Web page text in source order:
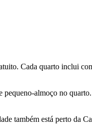
Cada quarto inclui
pequeno-almoço no
também está perto da